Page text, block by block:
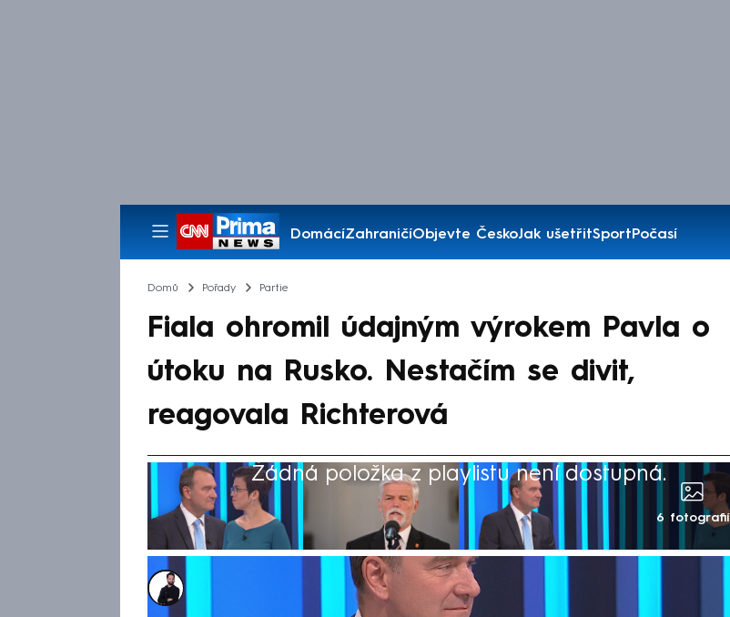
DomácíZahraničíObjevte ČeskoJak ušetřitSportPočasí
Pořady
Domů Pořady Partie
Fiala ohromil údajným výrokem Pavla o
útoku na Rusko. Nestačím se divit,
reagovala Richterová
Žádná položka z playlistu není dostupná.
6 fotografií
Marek Veselý
31. kvě 2026, 15:14